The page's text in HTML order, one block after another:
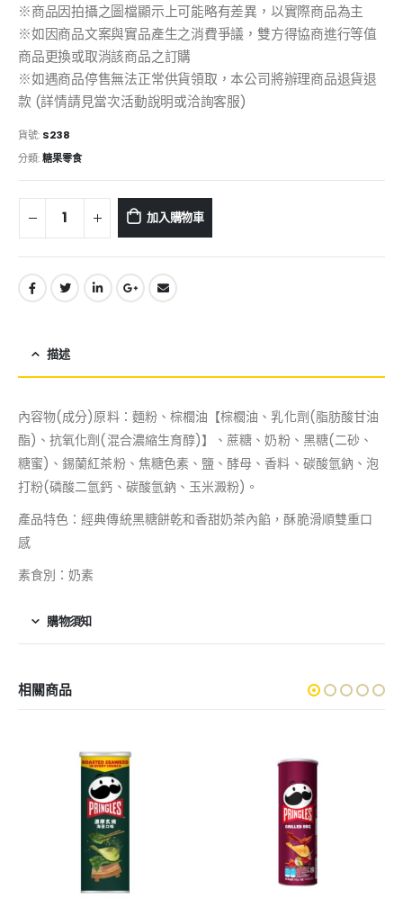
※商品因拍攝之圖檔顯示上可能略有差異，以實際商品為主
※如因商品文案與實品產生之消費爭議，雙方得協商進行等值
商品更換或取消該商品之訂購
※如遇商品停售無法正常供貨領取，本公司將辦理商品退貨退
款 (詳情請見當次活動說明或洽詢客服)
貨號: S238
分類:糖果零食
加入購物車
描述
內容物(成分)原料：麵粉、棕櫚油【棕櫚油、乳化劑(脂肪酸甘油
酯)、抗氧化劑(混合濃縮生育醇)】、蔗糖、奶粉、黑糖(二砂、
糖蜜)、錫蘭紅茶粉、焦糖色素、鹽、酵母、香料、碳酸氫鈉、泡
打粉(磷酸二氫鈣、碳酸氫鈉、玉米澱粉)。
產品特色：經典傳統黑糖餅乾和香甜奶茶內餡，酥脆滑順雙重口
感
素食別：奶素
購物須知
相關商品